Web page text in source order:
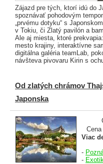
Zájazd pre tých, ktorí idú do
spoznávať pohodovým
„prvému dotyku“ s
v Tokiu, či Zlatý pavilón a
Ale aj miesta, ktoré
mesto krajiny, interaktívne
digitálna galéria teamLab,
návšteva pivovaru Kirin s
Od zlatých chrámov
Japonska
Viac
-
-